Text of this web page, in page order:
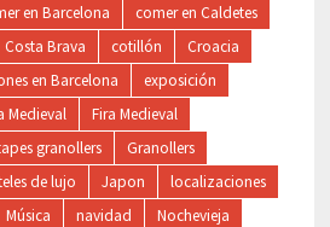
en Barcelona
comer en Caldetes
Costa Brava cotillón
Croacia
en Barcelona
exposición
Medieval
Fira Medieval
granollers
Granollers
de lujo Japon
localizaciones
Música navidad
Nochevieja